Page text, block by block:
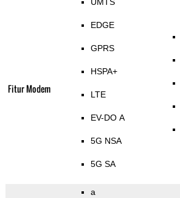
Fitur Modem
EDGE
GPRS
HSPA+
LTE
EV-DO A
5G NSA
5G SA
a